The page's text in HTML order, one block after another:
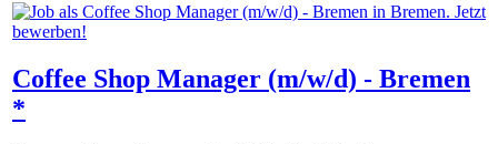
Coffee Shop Manager (m/w/d) - Bremen
*